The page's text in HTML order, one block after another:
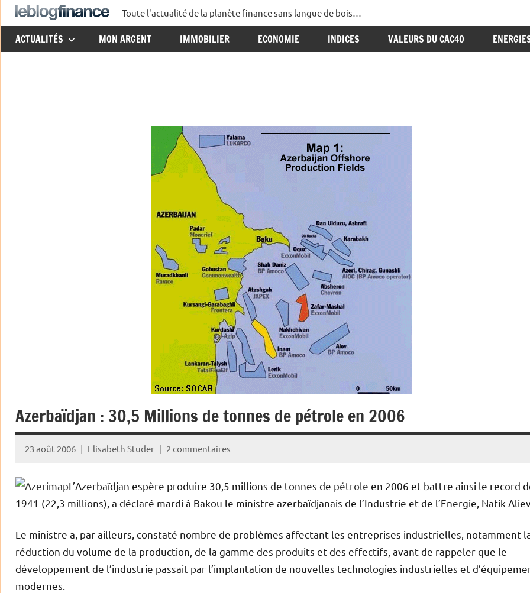
Aller
au
contenu
Le
Blog
Toute l'actualité de la planète finance sans langue de bois…
ACTUALITÉS MON ARGENT IMMOBILIER ECONOMIE INDICES VALEURS DU CAC40
Azerbaïdjan : 30,5 Millions de tonnes de pétrole en 2006
23 août 2006 Elisabeth Studer 2 commentaires
L’Azerbaïdjan espère produire 30,5 millions de tonnes de pétrole en 2006 et battre ainsi le record
1941 (22,3 millions), a déclaré mardi à Bakou le ministre azerbaïdjanais de l’Industrie et de l’Energie, Natik
Le ministre a, par ailleurs, constaté nombre de problèmes affectant les entreprises industrielles, notamment
réduction du volume de la production, de la gamme des produits et des effectifs, avant de rappeler que le
développement de l’industrie passait par l’implantation de nouvelles technologies industrielles et
modernes.